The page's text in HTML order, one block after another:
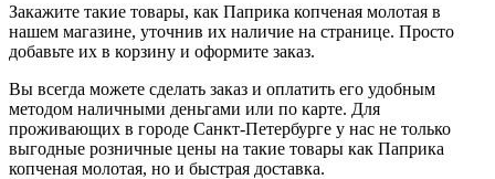
Закажите такие товары, как Паприка копченая молотая в
нашем магазине, уточнив их наличие на странице. Просто
добавьте их в корзину и оформите заказ.
Вы всегда можете сделать заказ и оплатить его удобным
методом наличными деньгами или по карте. Для
проживающих в городе Санкт-Петербурге у нас не только
выгодные розничные цены на такие товары как Паприка
копченая молотая, но и быстрая доставка.